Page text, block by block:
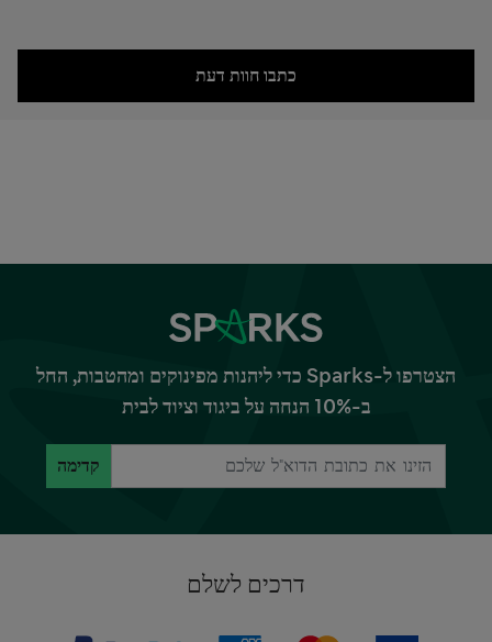
כתבו חוות דעת
הצטרפו ל-Sparks כדי ליהנות מפינוקים ומהטבות, החל
ב-10% הנחה על ביגוד וציוד לבית
קדימה
דרכים לשלם